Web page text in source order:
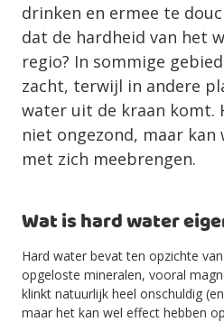
drinken en ermee te
dat de hardheid van het
regio? In sommige
zacht, terwijl in andere
water uit de kraan komt.
niet ongezond, maar kan
met zich meebrengen.
Wat is hard water
Hard water bevat ten opzichte
opgeloste mineralen, vooral
klinkt natuurlijk heel onschuldig
maar het kan wel effect hebben